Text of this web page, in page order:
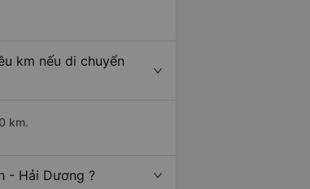
km nếu di chuyển
km.
- Hải Dương ?